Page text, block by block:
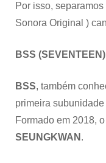
Por isso,
Sonora Original )
BSS
BSS, também
primeira subunidade
Formado em 2018,
SEUNGKWAN .